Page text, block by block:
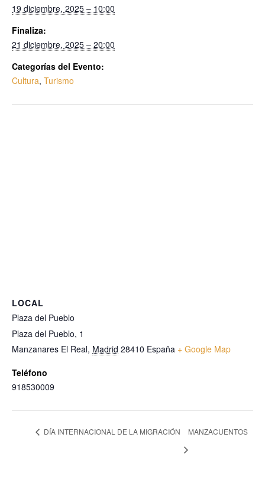
19 diciembre, 2025 – 10:00
Finaliza:
21 diciembre, 2025 – 20:00
Categorías del Evento:
Cultura, Turismo
LOCAL
Plaza del Pueblo
Plaza del Pueblo, 1
Manzanares El Real, Madrid 28410 España + Google Map
Teléfono
918530009
DÍA INTERNACIONAL DE LA MIGRACIÓN MANZACUENTOS